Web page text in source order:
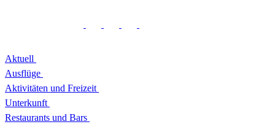
Aktuell
Ausflüge
Aktivitäten und Freizeit
Unterkunft
Restaurants und Bars